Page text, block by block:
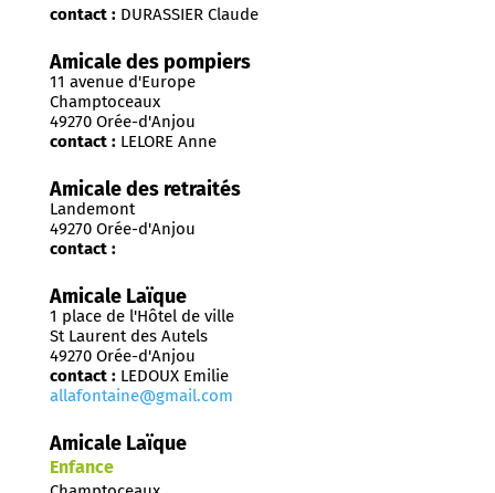
contact : DURASSIER Claude
Amicale des pompiers
11 avenue d'Europe
Champtoceaux
49270 Orée-d'Anjou
contact : LELORE Anne
Amicale des retraités
Landemont
49270 Orée-d'Anjou
contact :
Amicale Laïque
1 place de l'Hôtel de ville
St Laurent des Autels
49270 Orée-d'Anjou
contact : LEDOUX Emilie
allafontaine@gmail.com
Amicale Laïque
Enfance